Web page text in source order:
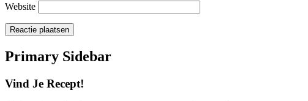
Website
Primary Sidebar
Vind Je Recept!